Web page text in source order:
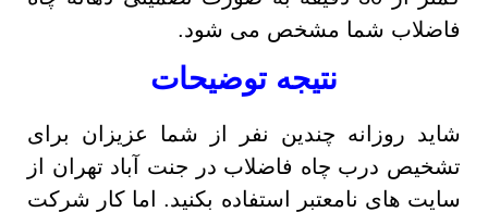
فاضلاب شما مشخص می شود.
نتیجه توضیحات
شاید روزانه چندین نفر از شما عزیزان برای
تشخیص درب چاه فاضلاب در جنت آباد تهران از
سایت های نامعتبر استفاده بکنید. اما کار شرکت